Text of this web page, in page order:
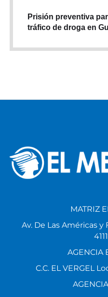
Prisión preventiva
tráfico de droga en
MATRIZ
Av. De Las Américas y
AGENCIA
C.C. EL VERGEL